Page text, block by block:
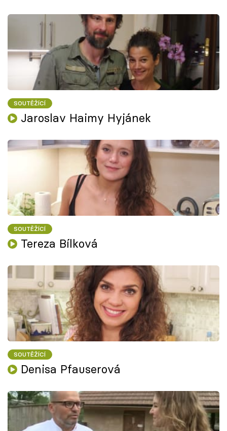
SOUTĚŽÍCÍ
Jaroslav Haimy Hyjánek
SOUTĚŽÍCÍ
Tereza Bílková
SOUTĚŽÍCÍ
Denisa Pfauserová